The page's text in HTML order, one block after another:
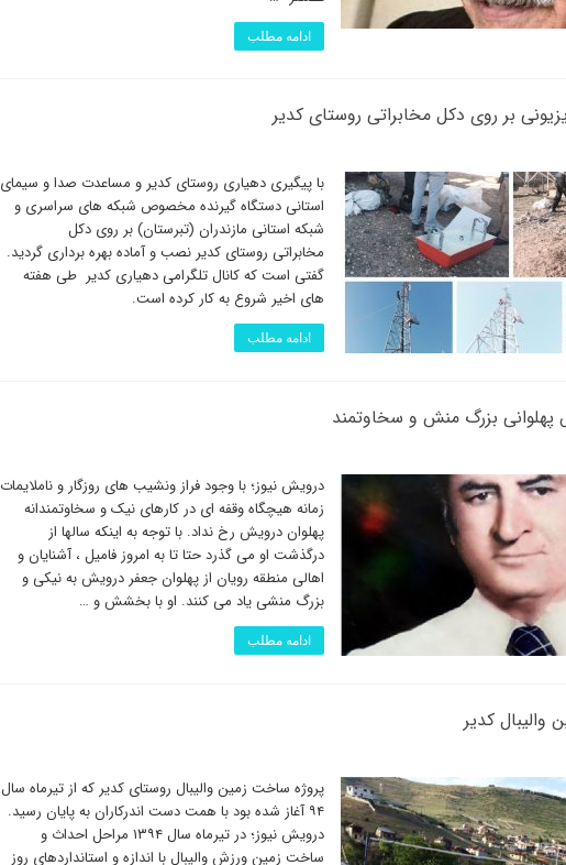
ادامه مطلب
بر روی دکل مخابراتی روستای کدیر
با پیگیری دهیاری روستای کدیر و مساعدت صدا و سیمای
استانی دستگاه گیرنده مخصوص شبکه های سراسری و
شبکه استانی مازندران (تبرستان) بر روی دکل
مخابراتی روستای کدیر نصب و آماده بهره برداری گردید.
گفتی است که کانال تلگرامی دهیاری کدیر طی هفته
های اخیر شروع به کار کرده است.
ادامه مطلب
بزرگ منش و سخاوتمند
درویش نیوز؛ با وجود فراز ونشیب های روزگار و ناملایمات
زمانه هیچگاه وقفه ای در کارهای نیک و سخاوتمندانه
پهلوان درویش رخ نداد. با توجه به اینکه سالها از
درگذشت او می گذرد حتا تا به امروز فامیل ، آشنایان و
اهالی منطقه رویان از پهلوان جعفر درویش به نیکی و
بزرگ منشی یاد می کنند. او با بخشش و …
ادامه مطلب
کدیر
پروژه ساخت زمین والیبال روستای کدیر که از تیرماه سال
۹۴ آغاز شده بود با همت دست اندرکاران به پایان رسید.
درویش نیوز؛ در تیرماه سال ١٣٩۴ مراحل احداث و
ساخت زمین ورزش والیبال با اندازه و استانداردهای روز